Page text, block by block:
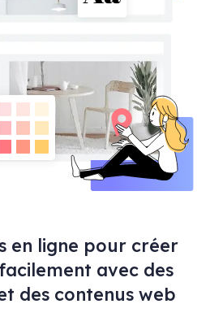
en ligne pour créer
avec des
des contenus web